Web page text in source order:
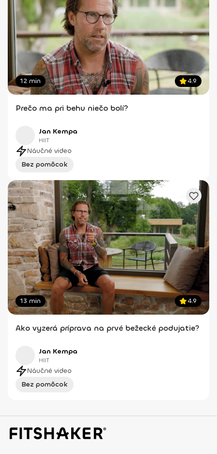
12 min 4.9
Prečo ma pri behu niečo bolí?
Jan Kempa
HIIT
Náučné video
Bez pomôcok
13 min 4.9
Ako vyzerá príprava na prvé bežecké podujatie?
Jan Kempa
HIIT
Náučné video
Bez pomôcok